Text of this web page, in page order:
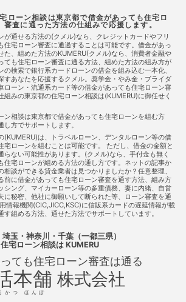
住宅ローン審査
住宅ローン審査に通る
方法
住宅ローン相談 住宅購入
保佐人 個人信用情報
個人民事再
借地権 借金
借金あってもローンに通
ローンに通った
借金あってもローンに通
ーンに通る方法
借金あってもローン審査
もローン審査に通る方法
借金あっても住
金あっても住宅ローンに通る方法
借金あ
に通る
借金あっても住宅ローン審査に通
ても審査に通る方法
借金あっても通る
借金あっても通る方法
あってもローンに通る方法
借金があって
借金があってもローン審査に通る方法
ーンに通る
借金があっても住宅ローンに
っても住宅ローンを組む
借金があっても
借金があっても住宅ローン審査に通る方
住宅ローン審査に通る方法
借金があって
過することは可能
借金があっても住宅ロ
ことは可能
借金があっても審査に通る
借金があっても通る
借金があっても通
ってローンに通る
借金があってローンに通
あってローン審査に通る方法
借金があっ
方法
借金があって住宅ローンに通る
に通る方法
借金があって住宅ローンに通
て住宅ローン審査に通る
ローン相談は東京都で借金があっても住宅ロ
査に通った方法の仕組みで応援します。
が通せる方法の(クメル)なら、クレジットカードやフリ
住宅ローン審査に通過することは可能です。借金があっ
た、組めた方法のKUMERU(クメル)なら、消費者金融や
ても住宅ローン審査に通る方法、組めた方法の組み方が
検索で銀行系カードローンの借金を組み込む一本化、
すあなたを応援するクメル。奨学金・やみ金・ブライダ
ローン・流通系カード等の借金があっても住宅ローン審
組みの東京都の住宅ローン相談は(KUMERU)に御任せく
ン相談は東京都で借金があっても住宅ローンを組む方
方でサポートします。
(KUMERU)は、トラベルローン、デンタルローン等の借
宅ローンを組むことは可能です。 ただし、借金の金額と
らない可能性があります。(クメル)なら、手付金も無く
住宅ローンが組める方法の通し方です。ネットの記事か
相談ができる貸金業者は見つかりましたか？任意整理、
前に借金があっても住宅ローン審査を通す方法、組み方
シング、マイカーローン等の多重債務、妻に内緒、自営
に秘密、他社に御願いして断られた等、ローン審査を通
情報機関(CIC,JICC,KSC)に信販系カードの遅延情報が載
す組める方法、通せた方法でサポートしています。
玉・神奈川・千葉（一都三県）
住宅ローン相談は KUMERU
ても住宅ローン審査は通る
本舗
かつ ほんぽ
株式会社